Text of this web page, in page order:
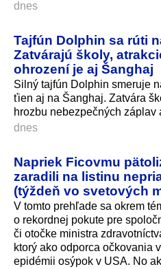
dnes
Tajfún Dolphin sa rúti
Zatvárajú školy,
ohrození je aj Šanghaj
Silný tajfún Dolphin smeruje
ťien aj na Šanghaj. Zatvára
hrozbu nebezpečných záplav
dnes
Napriek Ficovmu
zaradili na listinu
(týždeň vo svetových
V tomto prehľade sa okrem
o rekordnej pokute pre
či otočke ministra
ktorý ako odporca očkovania
epidémii osýpok v USA. No